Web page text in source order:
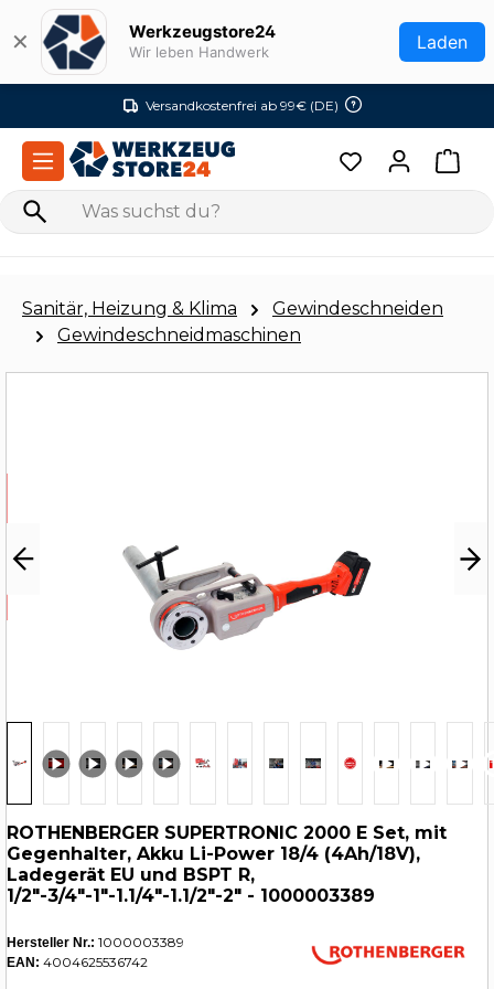
Zum Hauptinhalt springen
✕ Werkzeugstore24
Wir leben Handwerk Laden
Versandkostenfrei ab 99€ (DE)
Sanitär, Heizung & Klima
Gewindeschneiden
Gewindeschneidmaschinen
ROTHENBERGER SUPERTRONIC 2000 E Set, mit
Gegenhalter, Akku Li-Power 18/4 (4Ah/18V),
Ladegerät EU und BSPT R,
1/2"-3/4"-1"-1.1/4"-1.1/2"-2" - 1000003389
Hersteller Nr.: 1000003389
EAN: 4004625536742